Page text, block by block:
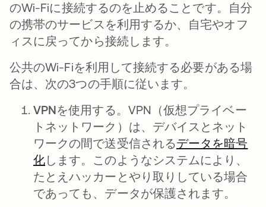
のWi-Fiに接続するのを止めることです。自分
の携帯のサービスを利用するか、自宅やオフ
ィスに戻ってから接続します。
公共のWi-Fiを利用して接続する必要がある場
合は、次の3つの手順に従います。
VPNを使用する。 VPN（仮想プライベー
トネットワーク）は、デバイスとネット
ワークの間で送受信されるデータを暗号
化新しいタブで開く
します。このようなシステムにより、
たとえハッカーとやり取りしている場合
であっても、データが保護されます。